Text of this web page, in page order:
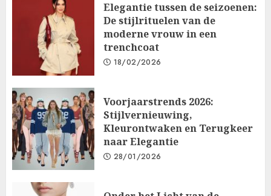
Elegantie tussen de seizoenen:
De stijlrituelen van de
moderne vrouw in een
trenchcoat
18/02/2026
Voorjaarstrends 2026:
Stijlvernieuwing,
Kleurontwaken en Terugkeer
naar Elegantie
28/01/2026